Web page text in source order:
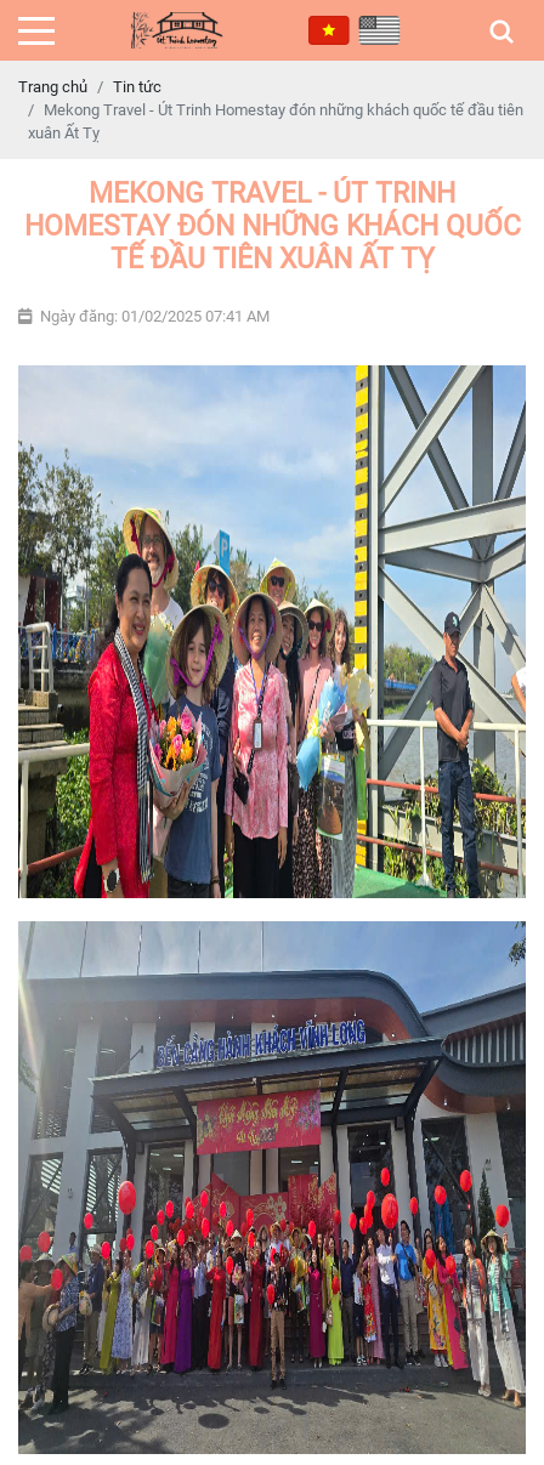
Trang chủ
Tin tức
Mekong Travel - Út Trinh Homestay đón những khách quốc tế đầu tiên
xuân Ất Tỵ
MEKONG TRAVEL - ÚT TRINH
HOMESTAY ĐÓN NHỮNG KHÁCH QUỐC
TẾ ĐẦU TIÊN XUÂN ẤT TỴ
Ngày đăng: 01/02/2025 07:41 AM